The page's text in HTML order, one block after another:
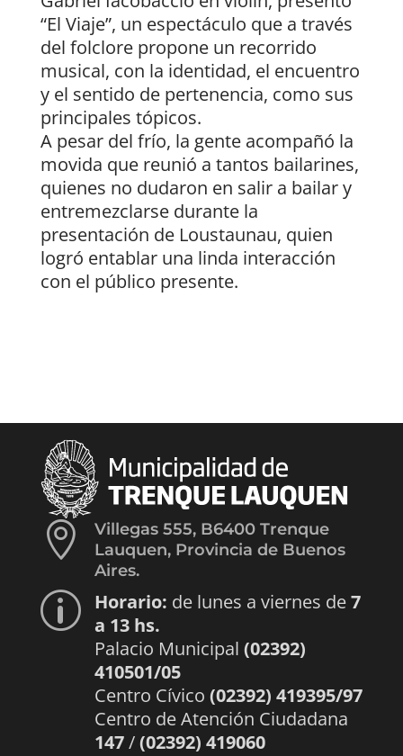
“El Viaje”, un espectáculo que a través
del folclore propone un recorrido
musical, con la identidad, el encuentro
y el sentido de pertenencia, como sus
principales tópicos.
A pesar del frío, la gente acompañó la
movida que reunió a tantos bailarines,
quienes no dudaron en salir a bailar y
entremezclarse durante la
presentación de Loustaunau, quien
logró entablar una linda interacción
con el público presente.

Villegas 555, B6400 Trenque
Lauquen, Provincia de Buenos
Aires.
p Horario: de lunes a viernes de7
a 13 hs.
Palacio Municipal (02392)
410501/05
Centro Cívico (02392) 419395/97
Centro de Atención Ciudadana
147/(02392) 419060